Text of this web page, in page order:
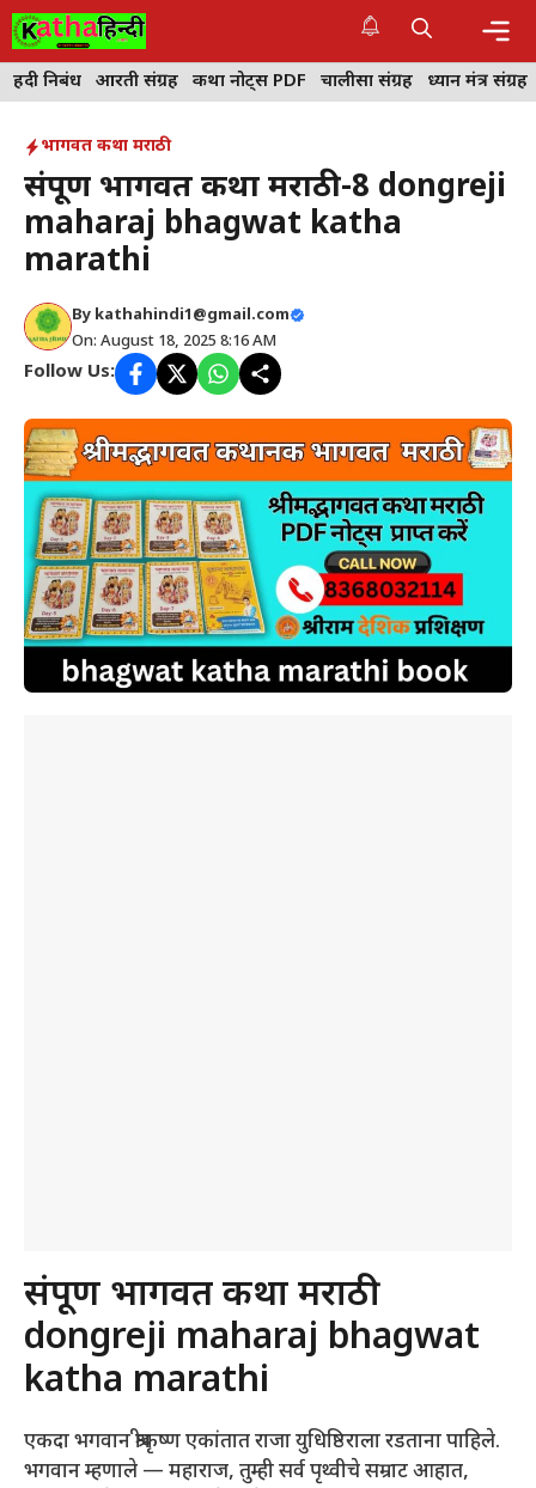
Skip
to
content
हिंदी निबंध आरती संग्रह कथा नोट्स PDF चालीसा संग्रह ध्यान मंत्र संग्रह
भागवत कथा मराठी
संपूर्ण भागवत कथा मराठी-8 dongreji
maharaj bhagwat katha
marathi
By kathahindi1@gmail.com
On: August 18, 2025 8:16 AM
Follow Us:
संपूर्ण भागवत कथा मराठी
dongreji maharaj bhagwat
katha marathi
एकदा भगवान श्रीकृष्ण एकांतात राजा युधिष्ठिराला रडताना पाहिले.
भगवान म्हणाले — महाराज, तुम्ही सर्व पृथ्वीचे सम्राट आहात,